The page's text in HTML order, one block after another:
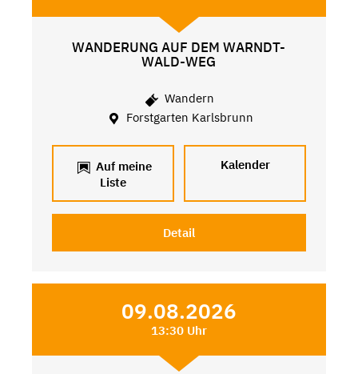
WANDERUNG AUF DEM WARNDT-
WALD-WEG
Wandern
Forstgarten Karlsbrunn
Auf meine
Liste
Kalender
Detail
09.08.2026
13:30 Uhr